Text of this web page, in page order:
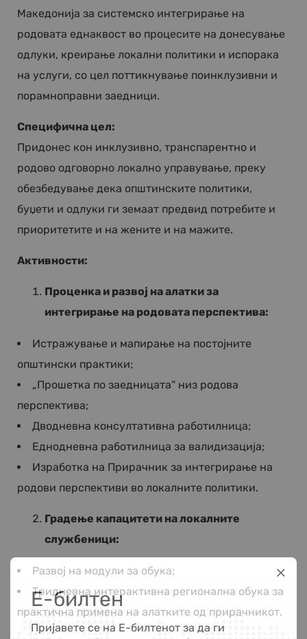
Македонија за системско интегрирање на
родовата еднаквост во процесите на донесување
одлуки, креирање локални политики и испорака
на услуги, со цел поттикнување поинклузивни и
порамноправни заедници.
Специфична цел:
Придонес кон инклузивно, транспарентно и
родово одговорно локално управување, преку
обезбедување дека општинските политики,
буџети и одлуки ги земаат предвид потребите и
приоритетите и на жените и на мажите.
Активности:
Проценка и развој на алатки за
интегрирање на родовата перспектива:
Истражување и мапирање на постојните
општински практики;
„Прошетка по заедницата“ низ родова
перспектива;
Дводневна консултативна работилница;
Еднодневна работилница за валидизација;
Изработка на Прирачник за интегрирање на
родови перспективи во локалните политики.
Градење капацитети на локалните
службеници:
Развој на модули за обука;
Тридневна интерактивна регионална обука за
практична примена на алатките од прирачникот.
Е-билтен
Пријавете се на Е-билтенот за да ги